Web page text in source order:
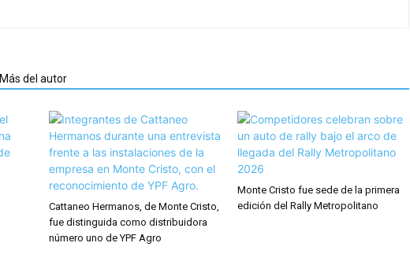
Más del autor
Cattaneo Hermanos, de Monte Cristo,
fue distinguida como distribuidora
número uno de YPF Agro
Monte Cristo fue sede de la primera
edición del Rally Metropolitano